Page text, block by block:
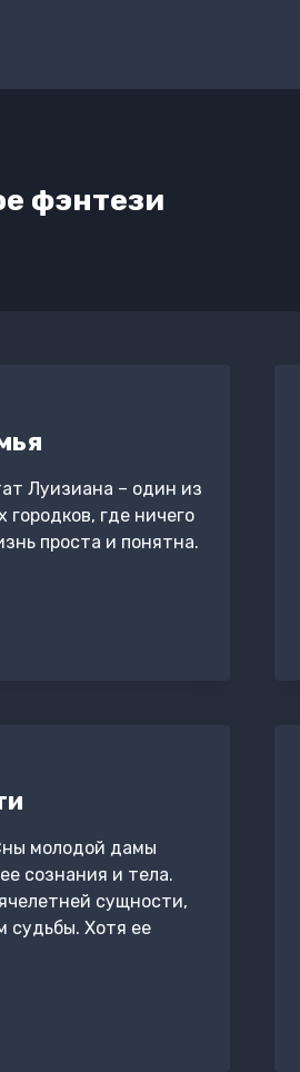
фэнтези
Луизиана – один из
городков, где ничего
проста и понятна.
молодой дамы
сознания и тела.
сущности,
судьбы. Хотя ее